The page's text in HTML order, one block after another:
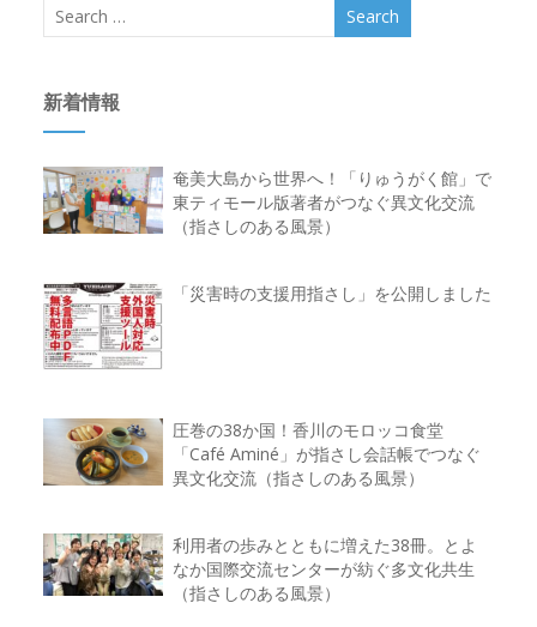
新着情報
奄美大島から世界へ！「りゅうがく館」で
東ティモール版著者がつなぐ異文化交流
（指さしのある風景）
「災害時の支援用指さし」を公開しました
圧巻の38か国！香川のモロッコ食堂
「Café Aminé」が指さし会話帳でつなぐ
異文化交流（指さしのある風景）
利用者の歩みとともに増えた38冊。とよ
なか国際交流センターが紡ぐ多文化共生
（指さしのある風景）